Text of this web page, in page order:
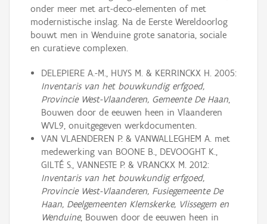
onder meer met art-deco-elementen of met
modernistische inslag. Na de Eerste Wereldoorlog
bouwt men in Wenduine grote sanatoria, sociale
en curatieve complexen.
DELEPIERE A.-M., HUYS M. & KERRINCKX H. 2005:
Inventaris van het bouwkundig erfgoed,
Provincie West-Vlaanderen, Gemeente De Haan,
Bouwen door de eeuwen heen in Vlaanderen
WVL9, onuitgegeven werkdocumenten.
VAN VLAENDEREN P. & VANWALLEGHEM A. met
medewerking van BOONE B., DEVOOGHT K.,
GILTÉ S., VANNESTE P. & VRANCKX M. 2012:
Inventaris van het bouwkundig erfgoed,
Provincie West-Vlaanderen, Fusiegemeente De
Haan, Deelgemeenten Klemskerke, Vlissegem en
Wenduine, Bouwen door de eeuwen heen in